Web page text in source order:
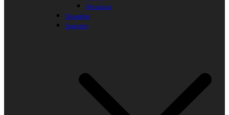
Verzasca
Slowakei
Spanien